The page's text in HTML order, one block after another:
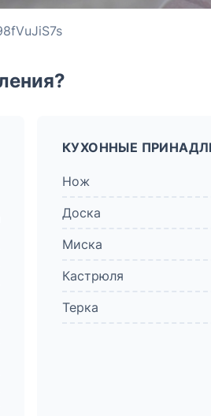
КУХОННЫЕ
Нож
Доска
Миска
Кастрюля
Терка